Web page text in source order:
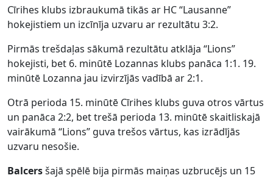
Cīrihes klubs izbraukumā tikās ar HC “Lausanne”
hokejistiem un izcīnīja uzvaru ar rezultātu 3:2.
Pirmās trešdaļas sākumā rezultātu atklāja “Lions”
hokejisti, bet 6. minūtē Lozannas klubs panāca 1:1. 19.
minūtē Lozanna jau izvirzījās vadībā ar 2:1.
Otrā perioda 15. minūtē Cīrihes klubs guva otros vārtus
un panāca 2:2, bet trešā perioda 13. minūtē skaitliskajā
vairākumā “Lions” guva trešos vārtus, kas izrādījās
uzvaru nesošie.
Balcersšajā spēlē bija pirmās maiņas uzbrucējs un 15